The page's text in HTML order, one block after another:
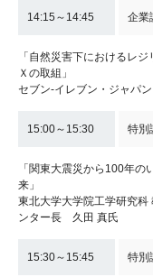
14:15～14:45 企業
「自然災害下におけるレ
Ｘの取組」
セブン‐イレブン・ジャパ
15:00～15:30 特別
「関東大震災から100年
来」
東北大学大学院工学研究科
ンター長 久田 真氏
15:30～15:45 特別